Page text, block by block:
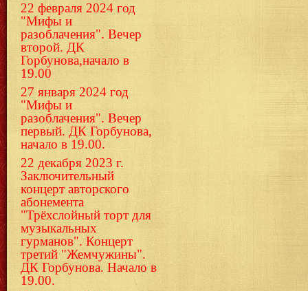
22 февраля 2024 год
"Мифы и
разоблачения". Вечер
второй. ДК
Горбунова,начало в
19.00
27 января 2024 год
"Мифы и
разоблачения". Вечер
первый. ДК Горбунова,
начало в 19.00.
22 декабря 2023 г.
Заключительный
концерт авторского
абонемента
"Трёхслойный торт для
музыкальных
гурманов". Концерт
третий "Жемчужины".
ДК Горбунова. Начало в
19.00.